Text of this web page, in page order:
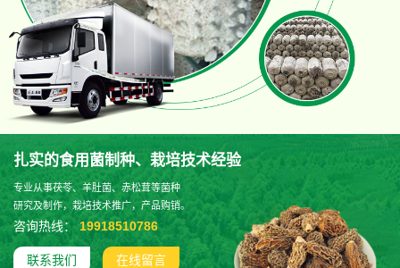
扎实的食用菌制种、栽培技术经验
专业从事茯苓、羊肚菌、赤松茸等菌种
研究及制作，栽培技术推广，产品购销。
咨询热线： 19918510786
联系我们 在线留言